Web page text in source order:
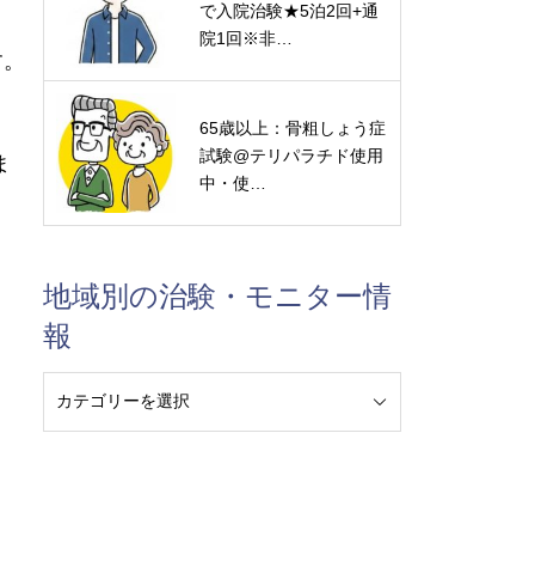
で入院治験★5泊2回+通
院1回※非…
65歳以上：骨粗しょう症
試験@テリパラチド使用
中・使…
地域別の治験・モニター情
報